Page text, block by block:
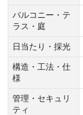
バルコニー・テ
ラス・庭
日当たり・採光
構造・工法・仕
様
管理・セキュリ
ティ